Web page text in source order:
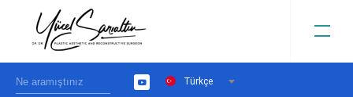
YouTubeTürkçe